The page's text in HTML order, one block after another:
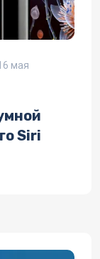
мая
Siri